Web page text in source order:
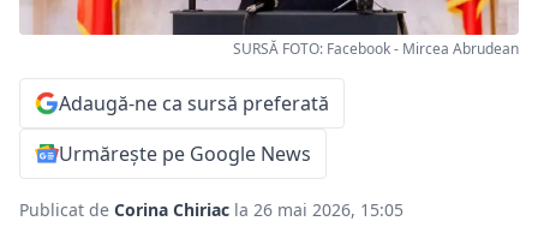
SURSĂ FOTO: Facebook - Mircea Abrudean
Adaugă-ne ca sursă preferată
Urmărește pe Google News
Publicat de Corina Chiriac la 26 mai 2026, 15:05